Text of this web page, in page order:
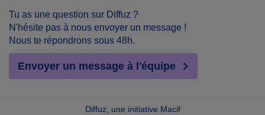
Tu as une question sur Diffuz ?
N'hésite pas à nous envoyer un message !
Nous te répondrons sous 48h.
Envoyer un message à l'équipe
Diffuz, une initiative Macif